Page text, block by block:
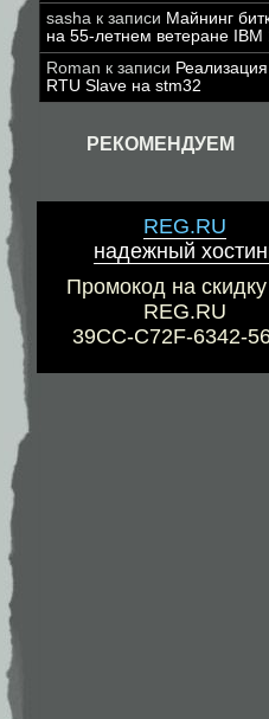
sasha к записи Майнинг
на 55-летнем ветеране IBM
Roman к записи
RTU Slave на stm32
РЕКОМЕНДУЕМ
REG.RU
надежный
Промокод на
REG.RU
39CC-C72F-6342-